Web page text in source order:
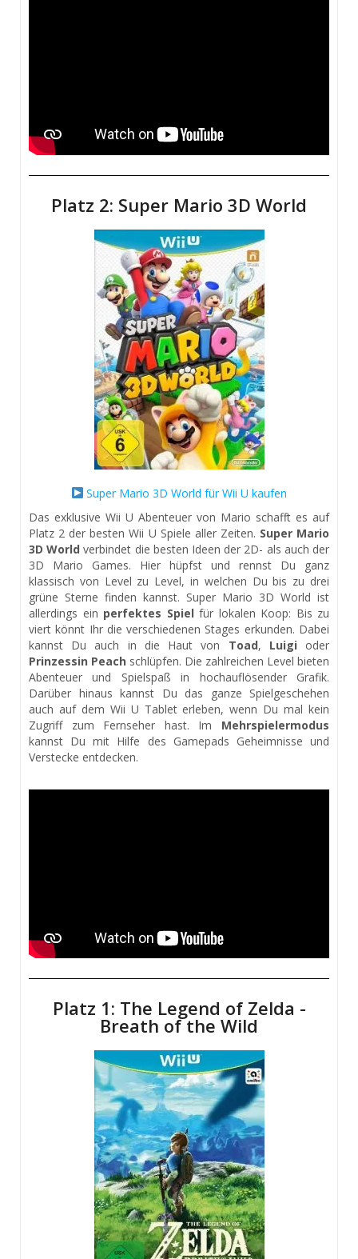
Platz 2: Super Mario 3D World
Super Mario 3D World für Wii U kaufen
Das exklusive Wii U Abenteuer von Mario schafft es auf
Platz 2 der besten Wii U Spiele aller Zeiten. Super Mario
3D World verbindet die besten Ideen der 2D- als auch der
3D Mario Games. Hier hüpfst und rennst Du ganz
klassisch von Level zu Level, in welchen Du bis zu drei
grüne Sterne finden kannst. Super Mario 3D World ist
allerdings ein perfektes Spiel für lokalen Koop: Bis zu
viert könnt Ihr die verschiedenen Stages erkunden. Dabei
kannst Du auch in die Haut von Toad, Luigi oder
Prinzessin Peach schlüpfen. Die zahlreichen Level bieten
Abenteuer und Spielspaß in hochauflösender Grafik.
Darüber hinaus kannst Du das ganze Spielgeschehen
auch auf dem Wii U Tablet erleben, wenn Du mal kein
Zugriff zum Fernseher hast. Im Mehrspielermodus
kannst Du mit Hilfe des Gamepads Geheimnisse und
Verstecke entdecken.
Platz 1: The Legend of Zelda -
Breath of the Wild